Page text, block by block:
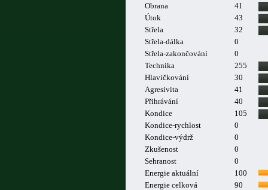
Obrana
41
Útok
43
Střela
32
Střela-dálka
0
Střela-zakončování
0
Technika
255
Hlavičkování
30
Agresivita
41
Přihrávání
40
Kondice
105
Kondice-rychlost
0
Kondice-výdrž
0
Zkušenost
0
Sehranost
0
Energie aktuální
100
Energie celková
90